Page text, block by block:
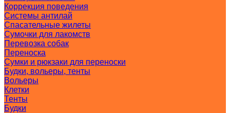
Коррекция поведения
Системы антилай
Спасательные жилеты
Сумочки для лакомств
Перевозка собак
Переноска
Сумки и рюкзаки для переноски
Будки, вольеры, тенты
Вольеры
Клетки
Тенты
Будки